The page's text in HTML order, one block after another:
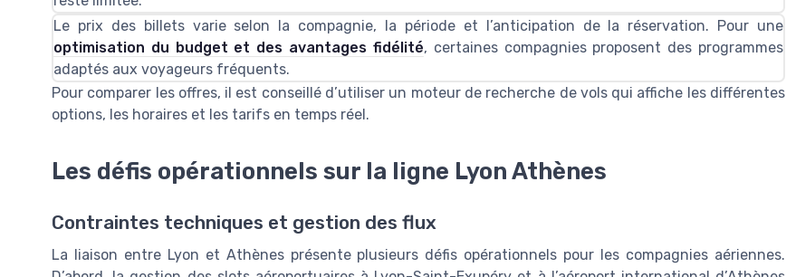
Le prix des billets varie selon la compagnie, la période et l’anticipation de la réservation. Pour une
optimisation du budget et des avantages fidélité, certaines compagnies proposent des programmes
adaptés aux voyageurs fréquents.
Pour comparer les offres, il est conseillé d’utiliser un moteur de recherche de volsqui affiche les différentes
options, les horaires et les tarifs en temps réel.
Les défis opérationnels sur la ligne Lyon Athènes
Contraintes techniques et gestion des flux
La liaison entre Lyon et Athènes présente plusieurs défis opérationnels pour les compagnies aériennes.